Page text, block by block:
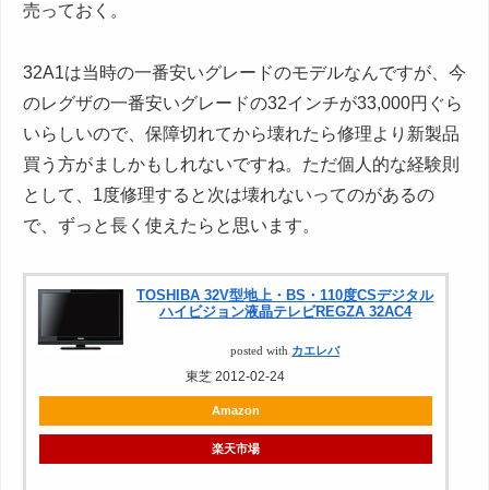
売っておく。
32A1は当時の一番安いグレードのモデルなんですが、今
のレグザの一番安いグレードの32インチが33,000円ぐら
いらしいので、保障切れてから壊れたら修理より新製品
買う方がましかもしれないですね。ただ個人的な経験則
として、1度修理すると次は壊れないってのがあるの
で、ずっと長く使えたらと思います。
TOSHIBA 32V型地上・BS・110度CSデジタル
ハイビジョン液晶テレビREGZA 32AC4
posted with カエレバ
東芝 2012-02-24
Amazon
楽天市場